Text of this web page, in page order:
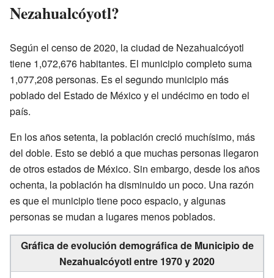
Nezahualcóyotl?
Según el censo de 2020, la ciudad de Nezahualcóyotl
tiene 1,072,676 habitantes. El municipio completo suma
1,077,208 personas. Es el segundo municipio más
poblado del Estado de México y el undécimo en todo el
país.
En los años setenta, la población creció muchísimo, más
del doble. Esto se debió a que muchas personas llegaron
de otros estados de México. Sin embargo, desde los años
ochenta, la población ha disminuido un poco. Una razón
es que el municipio tiene poco espacio, y algunas
personas se mudan a lugares menos poblados.
Gráfica de evolución demográfica de Municipio de
Nezahualcóyotl entre 1970 y 2020